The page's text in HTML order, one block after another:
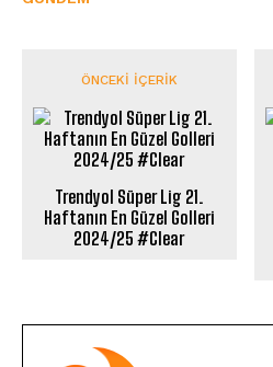
ÖNCEKI İÇERIK
Trendyol Süper Lig 21.
Haftanın En Güzel Golleri
2024/25 #Clear